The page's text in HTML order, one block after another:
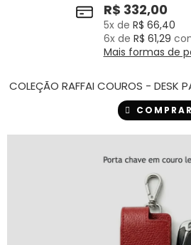
R$ 332,00
5x de R$ 66,40
6x de R$ 61,29
Mais formas de
COLEÇÃO RAFFAI COUROS - DESK
COMPRAR